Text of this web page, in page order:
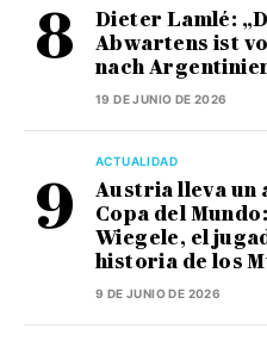
Dieter Lamlé:
Abwartens ist
nach
19 DE JUNIO DE 2026
ACTUALIDAD
Austria lleva un
Copa del
Wiegele, el
historia de los
9 DE JUNIO DE 2026